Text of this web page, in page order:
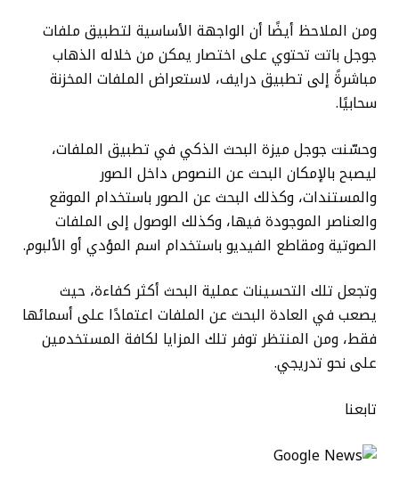
ومن الملاحظ أيضًا أن الواجهة الأساسية لتطبيق ملفات
جوجل باتت تحتوي على اختصار يمكن من خلاله الذهاب
مباشرةً إلى تطبيق درايف، لاستعراض الملفات المخزنة
سحابيًا.
وحسّنت جوجل ميزة البحث الذكي في تطبيق الملفات،
ليصبح بالإمكان البحث عن النصوص داخل الصور
والمستندات، وكذلك البحث عن الصور باستخدام الموقع
والعناصر الموجودة فيها، وكذلك الوصول إلى الملفات
الصوتية ومقاطع الفيديو باستخدام اسم المؤدي أو الألبوم.
وتجعل تلك التحسينات عملية البحث أكثر كفاءة، حيث
يصعب في العادة البحث عن الملفات اعتمادًا على أسمائها
فقط، ومن المنتظر توفر تلك المزايا لكافة المستخدمين
على نحو تدريجي.
تابعنا